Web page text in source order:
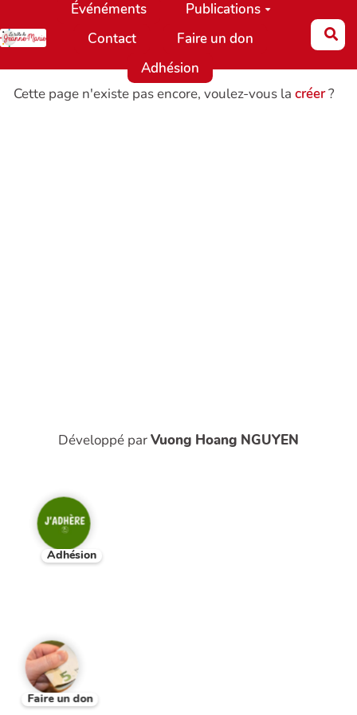
Aller au contenu principal
Événéments
Publications
Contact
Faire un don
Adhésion
Cette page n'existe pas encore, voulez-vous la créer?
Développé parVuong Hoang NGUYEN
Adhésion
Faire un don